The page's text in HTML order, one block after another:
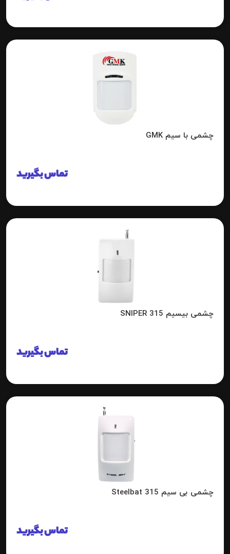
چشمی با سیم GMK
تماس بگیرید
چشمی بیسیم 315 SNIPER
تماس بگیرید
چشمی بی سیم 315 Steelbat
تماس بگیرید